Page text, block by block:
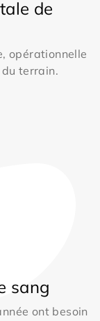
de
opérationnelle
terrain.
sang
ont besoin